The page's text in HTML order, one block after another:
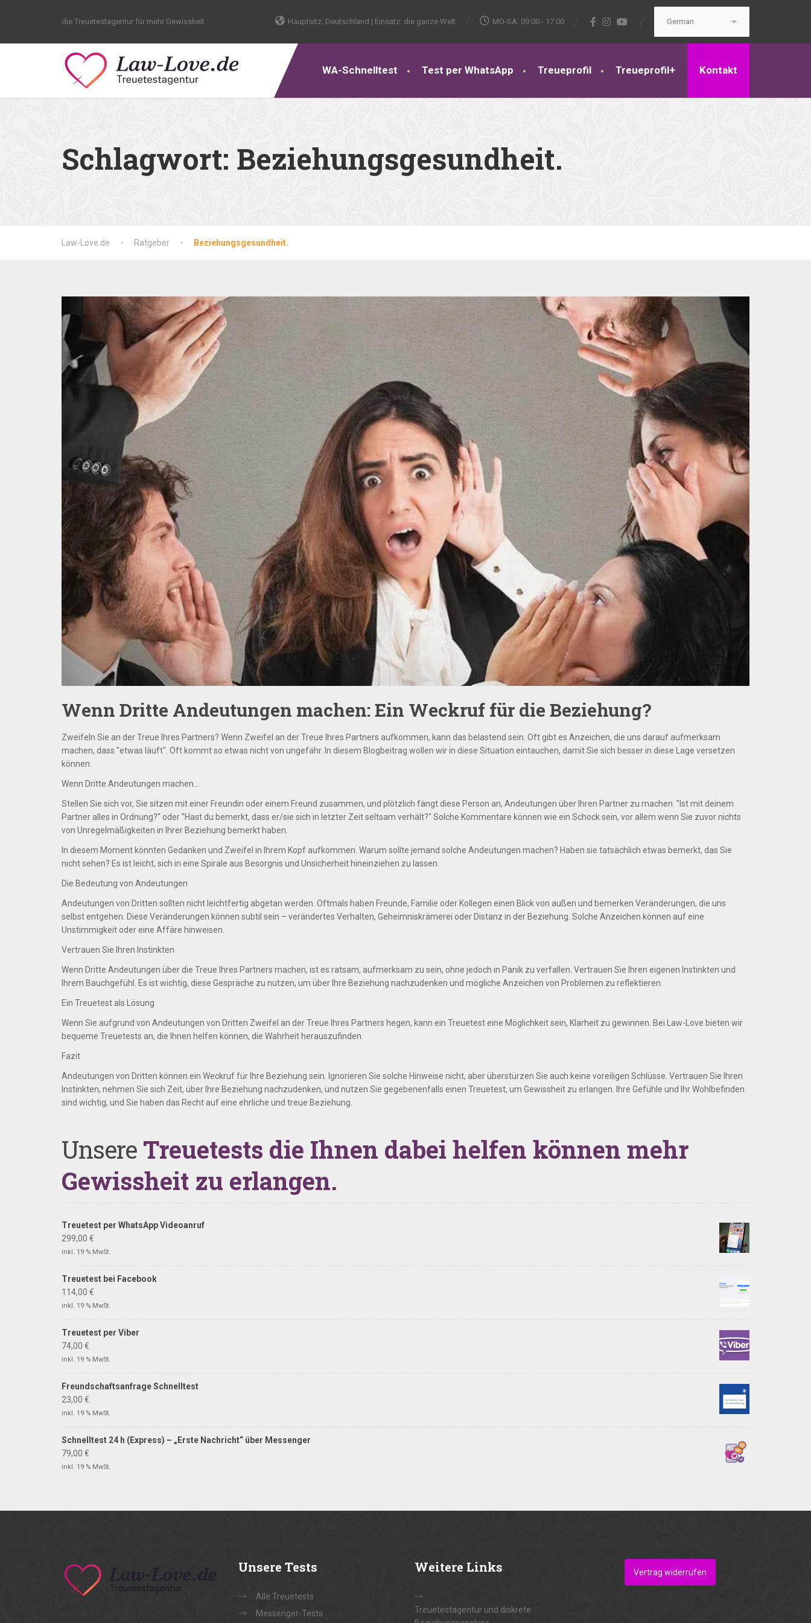
die Treuetestagentur für mehr Gewissheit Hauptsitz: Deutschland | Einsatz: die ganze Welt MO-SA: 09:00 - 17:00
WA-Schnelltest Test per WhatsApp Treueprofil Treueprofil+ Kontakt
Schlagwort: Beziehungsgesundheit.
Law-Love.de Ratgeber Beziehungsgesundheit.
Wenn Dritte Andeutungen machen: Ein Weckruf für die Beziehung?
Zweifeln Sie an der Treue Ihres Partners? Wenn Zweifel an der Treue Ihres Partners aufkommen, kann das belastend sein. Oft gibt es Anzeichen, die uns darauf aufmerksam
machen, dass "etwas läuft". Oft kommt so etwas nicht von ungefähr. In diesem Blogbeitrag wollen wir in diese Situation eintauchen, damit Sie sich besser in diese Lage versetzen
können.
Wenn Dritte Andeutungen machen...
Stellen Sie sich vor, Sie sitzen mit einer Freundin oder einem Freund zusammen, und plötzlich fängt diese Person an, Andeutungen über Ihren Partner zu machen. "Ist mit deinem
Partner alles in Ordnung?" oder "Hast du bemerkt, dass er/sie sich in letzter Zeit seltsam verhält?" Solche Kommentare können wie ein Schock sein, vor allem wenn Sie zuvor nichts
von Unregelmäßigkeiten in Ihrer Beziehung bemerkt haben.
In diesem Moment könnten Gedanken und Zweifel in Ihrem Kopf aufkommen. Warum sollte jemand solche Andeutungen machen? Haben sie tatsächlich etwas bemerkt, das Sie
nicht sehen? Es ist leicht, sich in eine Spirale aus Besorgnis und Unsicherheit hineinziehen zu lassen.
Die Bedeutung von Andeutungen
Andeutungen von Dritten sollten nicht leichtfertig abgetan werden. Oftmals haben Freunde, Familie oder Kollegen einen Blick von außen und bemerken Veränderungen, die uns
selbst entgehen. Diese Veränderungen können subtil sein – verändertes Verhalten, Geheimniskrämerei oder Distanz in der Beziehung. Solche Anzeichen können auf eine
Unstimmigkeit oder eine Affäre hinweisen.
Vertrauen Sie Ihren Instinkten
Wenn Dritte Andeutungen über die Treue Ihres Partners machen, ist es ratsam, aufmerksam zu sein, ohne jedoch in Panik zu verfallen. Vertrauen Sie Ihren eigenen Instinkten und
Ihrem Bauchgefühl. Es ist wichtig, diese Gespräche zu nutzen, um über Ihre Beziehung nachzudenken und mögliche Anzeichen von Problemen zu reflektieren.
Ein Treuetest als Lösung
Wenn Sie aufgrund von Andeutungen von Dritten Zweifel an der Treue Ihres Partners hegen, kann ein Treuetest eine Möglichkeit sein, Klarheit zu gewinnen. Bei Law-Love bieten wir
bequeme Treuetests an, die Ihnen helfen können, die Wahrheit herauszufinden.
Fazit
Andeutungen von Dritten können ein Weckruf für Ihre Beziehung sein. Ignorieren Sie solche Hinweise nicht, aber überstürzen Sie auch keine voreiligen Schlüsse. Vertrauen Sie Ihren
Instinkten, nehmen Sie sich Zeit, über Ihre Beziehung nachzudenken, und nutzen Sie gegebenenfalls einen Treuetest, um Gewissheit zu erlangen. Ihre Gefühle und Ihr Wohlbefinden
sind wichtig, und Sie haben das Recht auf eine ehrliche und treue Beziehung.
Unsere Treuetests die Ihnen dabei helfen können mehr
Gewissheit zu erlangen.
Treuetest per WhatsApp Videoanruf
299,00 €
inkl. 19 % MwSt.
Treuetest bei Facebook
114,00 €
inkl. 19 % MwSt.
Treuetest per Viber
74,00 €
inkl. 19 % MwSt.
Freundschafts­anfrage Schnelltest
23,00 €
inkl. 19 % MwSt.
Schnelltest 24 h (Express) – „Erste Nachricht“ über Messenger
79,00 €
inkl. 19 % MwSt.
Unsere Tests
Alle Treuetests
Messenger-Tests
Weitere Links
Treuetestagentur und diskrete
Vertrag widerrufen